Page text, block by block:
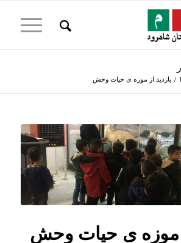
/ بازدید از موزه ی حیات وحش
موزه ی حیات وحش